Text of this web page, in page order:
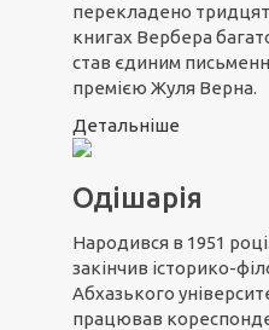
перекладено
книгах Вербера
став єдиним
премією Жуля Верна.
Детальніше
Одішарія
Народився в 1951
закінчив історико-
Абхазького
працював